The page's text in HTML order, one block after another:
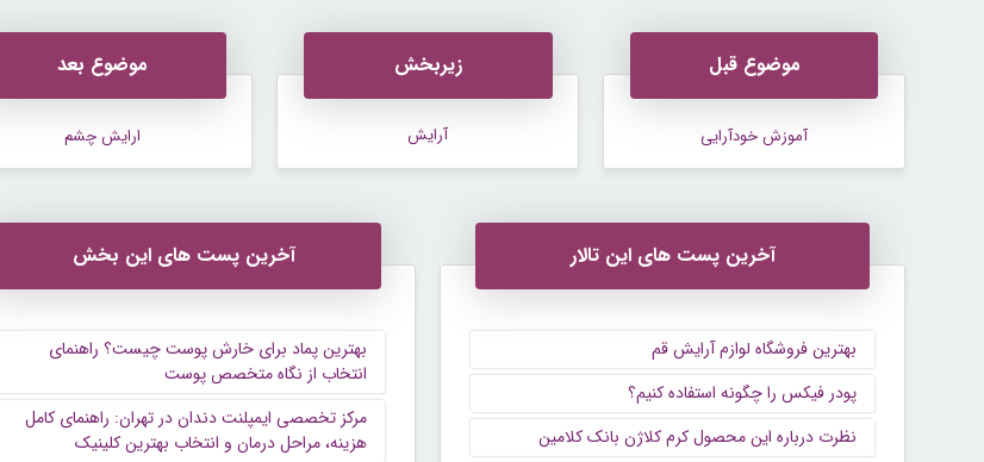
موضوع قبل
آموزش خودآرایی
زیربخش
آرایش
موضوع بعد
ارایش چشم
آخرین پست های این تالار
بهترین فروشگاه لوازم آرایش قم
پودر فیکس را چگونه استفاده کنیم؟
نظرت درباره این محصول کرم کلاژن بانک کلامین
آخرین پست های این بخش
بهترین پماد برای خارش پوست چیست؟ راهنمای
انتخاب از نگاه متخصص پوست
مرکز تخصصی ایمپلنت دندان در تهران: راهنمای کامل
هزینه، مراحل درمان و انتخاب بهترین کلینیک